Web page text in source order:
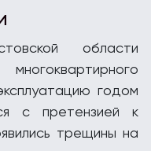
области
годом
с претензией к
трещины на